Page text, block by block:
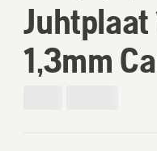
1,3mm